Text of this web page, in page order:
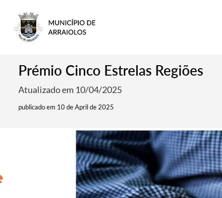
Prémio Cinco Estrelas Regiões
Atualizado em 10/04/2025
publicado em 10 de April de 2025